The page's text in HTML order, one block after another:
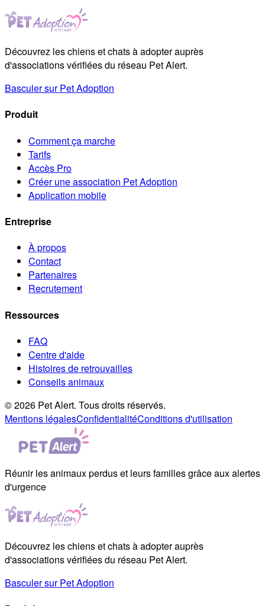
Découvrez les chiens et chats à adopter auprès
d'associations vérifiées du réseau Pet Alert.
Basculer sur Pet Adoption
Produit
Comment ça marche
Tarifs
Accès Pro
Créer une association Pet Adoption
Application mobile
Entreprise
À propos
Contact
Partenaires
Recrutement
Ressources
FAQ
Centre d'aide
Histoires de retrouvailles
Conseils animaux
© 2026 Pet Alert. Tous droits réservés.
Mentions légalesConfidentialitéConditions d'utilisation
Réunir les animaux perdus et leurs familles grâce aux alertes
d'urgence
Découvrez les chiens et chats à adopter auprès
d'associations vérifiées du réseau Pet Alert.
Basculer sur Pet Adoption